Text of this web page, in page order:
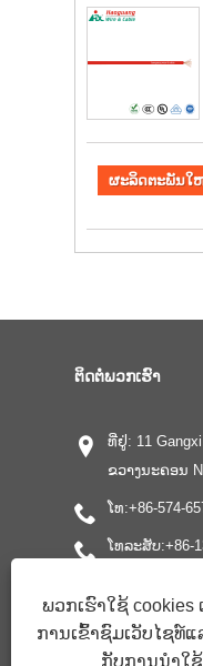
ຜະລິດຕະພັນໃ
ຕິດ​ຕໍ່​ພວກ​ເຮົາ
ທີ່ຢູ່: 11
ຂວາງນະຄອນ
ໂທ:+86-574-
ໂທລະສັບ:+86-
ແຟັກ: +86-574-
ພວກເຮົາໃຊ້
ການເຂົ້າຊົມເວັບໄຊທ໌
ກັບການນໍາໃຊ້